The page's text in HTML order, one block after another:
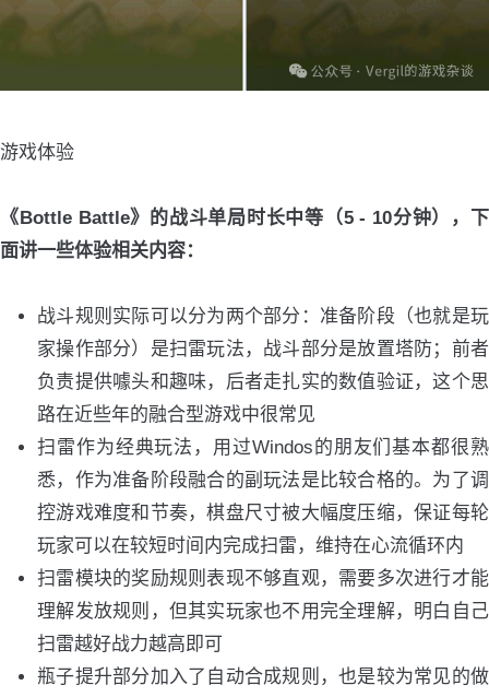
游戏体验
《Bottle Battle》的战斗单局时长中等（5 - 10分钟），下
面讲一些体验相关内容：
战斗规则实际可以分为两个部分：准备阶段（也就是玩
家操作部分）是扫雷玩法，战斗部分是放置塔防；前者
负责提供噱头和趣味，后者走扎实的数值验证，这个思
路在近些年的融合型游戏中很常见
扫雷作为经典玩法，用过Windos的朋友们基本都很熟
悉，作为准备阶段融合的副玩法是比较合格的。为了调
控游戏难度和节奏，棋盘尺寸被大幅度压缩，保证每轮
玩家可以在较短时间内完成扫雷，维持在心流循环内
扫雷模块的奖励规则表现不够直观，需要多次进行才能
理解发放规则，但其实玩家也不用完全理解，明白自己
扫雷越好战力越高即可
瓶子提升部分加入了自动合成规则，也是较为常见的做